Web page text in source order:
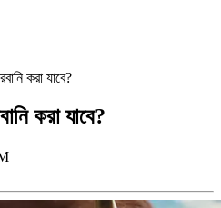
করা যাবে?
করা যাবে?